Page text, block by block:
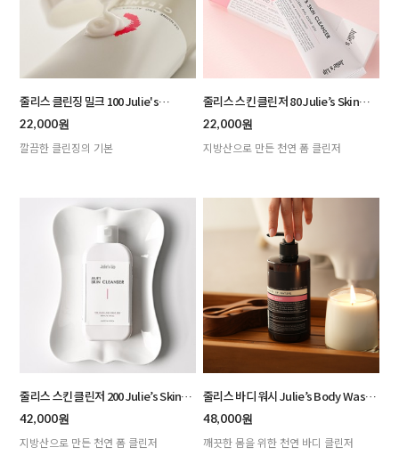
줄리스 클린징 밀크 100 Julie's
Cleansing Milk : 100ml
22,000원
깔끔한 클린징의 기본
줄리스 스킨 클린저 80 Julie’s Skin
Cleanser : 80ml
22,000원
지방산으로 만든 천연 폼 클린저
줄리스 스킨 클린저 200 Julie’s Skin
Cleanser : 200ml
42,000원
지방산으로 만든 천연 폼 클린저
줄리스 바디 워시 Julie’s Body Wash :
500ml
48,000원
깨끗한 몸을 위한 천연 바디 클린저